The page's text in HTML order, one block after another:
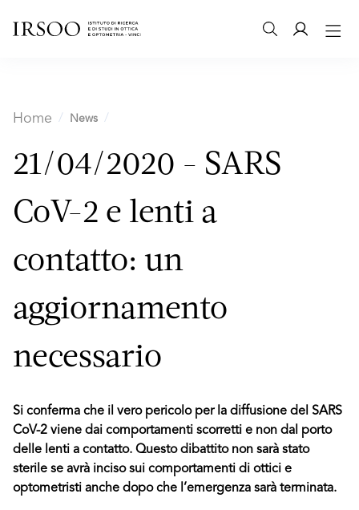
Home News
21/04/2020 - SARS
CoV-2 e lenti a
contatto: un
aggiornamento
necessario
Si conferma che il vero pericolo per la diffusione del SARS
CoV-2 viene dai comportamenti scorretti e non dal porto
delle lenti a contatto. Questo dibattito non sarà stato
sterile se avrà inciso sui comportamenti di ottici e
optometristi anche dopo che l’emergenza sarà terminata.